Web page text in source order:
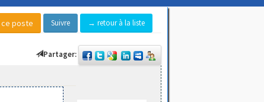
Suivre → retour à la liste
Partager: